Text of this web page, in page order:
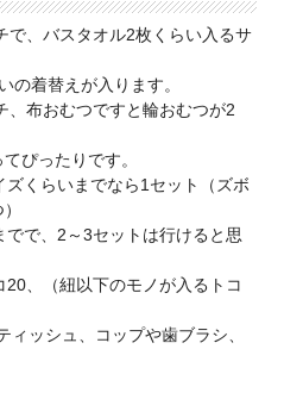
、バスタオル2枚くらい入るサ
の着替えが入ります。
布おむつですと輪おむつが2
ぴったりです。
くらいまでなら1セット（ズボ
で、2～3セットは行けると思
、（紐以下のモノが入るトコ
ッシュ、コップや歯ブラシ、